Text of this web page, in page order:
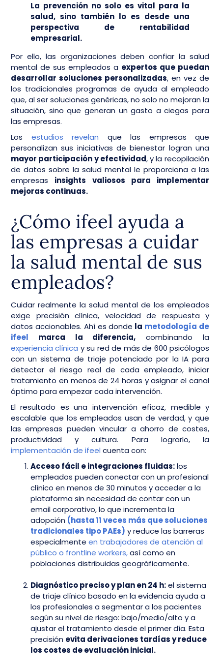
La prevención no solo es vital para la
salud, sino también lo es desde una
perspectiva de rentabilidad
empresarial.
Por ello, las organizaciones deben confiar la salud
mental de sus empleados a expertos que puedan
desarrollar soluciones personalizadas, en vez de
los tradicionales programas de ayuda al empleado
que, al ser soluciones genéricas, no solo no mejoran la
situación, sino que generan un gasto a ciegas para
las empresas.
Los estudios revelan que las empresas que
personalizan sus iniciativas de bienestar logran una
mayor participación y efectividad, y la recopilación
de datos sobre la salud mental le proporciona a las
empresas insights valiosos para implementar
mejoras continuas.
¿Cómo ifeel ayuda a
las empresas a cuidar
la salud mental de sus
empleados?
Cuidar realmente la salud mental de los empleados
exige precisión clínica, velocidad de respuesta y
datos accionables. Ahí es donde la metodología de
ifeel marca la diferencia, combinando la
experiencia clínica y su red de más de 600 psicólogos
con un sistema de triaje potenciado por la IA para
detectar el riesgo real de cada empleado, iniciar
tratamiento en menos de 24 horas y asignar el canal
óptimo para empezar cada intervención.
El resultado es una intervención eficaz, medible y
escalable que los empleados usan de verdad, y que
las empresas pueden vincular a ahorro de costes,
productividad y cultura. Para lograrlo, la
implementación de ifeel cuenta con:
Acceso fácil e integraciones fluidas:los
empleados pueden conectar con un profesional
clínico en menos de 30 minutos y acceder a la
plataforma sin necesidad de contar con un
email corporativo, lo que incrementa la
adopción (hasta 11 veces más que soluciones
tradicionales tipo PAEs) y reduce las barreras
especialmente en trabajadores de atención al
público o frontline workers,así como en
poblaciones distribuidas geográficamente.
Diagnóstico preciso y plan en 24 h:el sistema
de triaje clínico basado en la evidencia ayuda a
los profesionales a segmentar a los pacientes
según su nivel de riesgo: bajo/medio/alto y a
ajustar el tratamiento desde el primer día. Esta
precisión evita derivaciones tardías y reduce
los costes de evaluación inicial.